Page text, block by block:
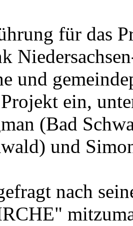
für das
und
ein,
(Bad
und
nach